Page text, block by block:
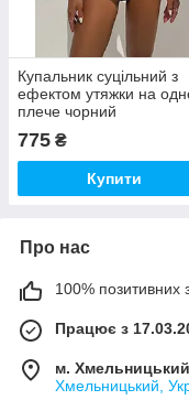
Купальник суцільний з
ефектом утяжки на
плече чорний
775 ₴
Купити
Про нас
100% позитивних з
Працює з
м. Хмельницький
Хмельницький,